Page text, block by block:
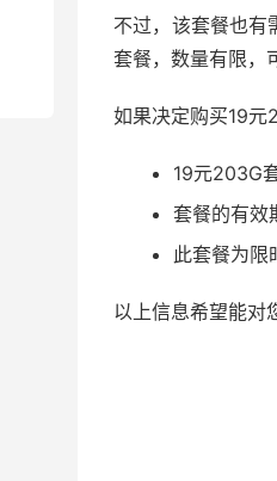
不过，该套餐也有
套餐，数量有限，
如果决定购买19元
19元203G
套餐的有效
此套餐为限
以上信息希望能对